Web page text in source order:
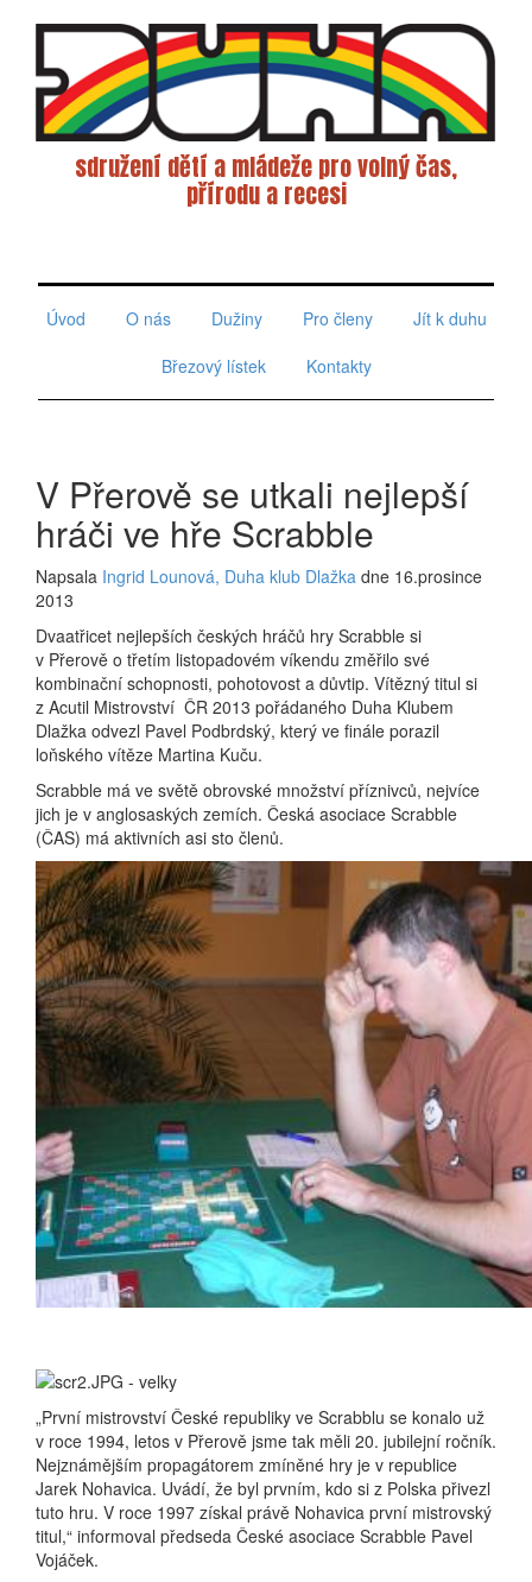
sdružení dětí a mládeže pro volný čas,
přírodu a recesi
Úvod
O nás Dužiny Pro členy
Jít k duhu
Březový lístek
Kontakty
V Přerově se utkali nejlepší
hráči ve hře Scrabble
Napsala Ingrid Lounová, Duha klub Dlažka dne 16.prosince
2013
Dvaatřicet nejlepších českých hráčů hry Scrabble si
v Přerově o třetím listopadovém víkendu změřilo své
kombinační schopnosti, pohotovost a důvtip. Vítězný titul si
z Acutil Mistrovství ČR 2013 pořádaného Duha Klubem
Dlažka odvezl Pavel Podbrdský, který ve finále porazil
loňského vítěze Martina Kuču.
Scrabble má ve světě obrovské množství příznivců, nejvíce
jich je v anglosaských zemích. Česká asociace Scrabble
(ČAS) má aktivních asi sto členů.
„První mistrovství České republiky ve Scrabblu se konalo už
v roce 1994, letos v Přerově jsme tak měli 20. jubilejní ročník.
Nejznámějším propagátorem zmíněné hry je v republice
Jarek Nohavica. Uvádí, že byl prvním, kdo si z Polska přivezl
tuto hru. V roce 1997 získal právě Nohavica první mistrovský
titul,“ informoval předseda České asociace Scrabble Pavel
Vojáček.